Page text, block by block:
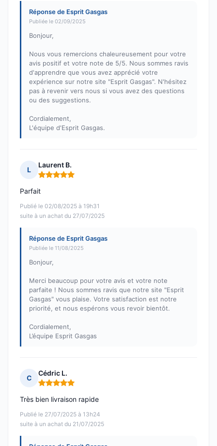
Réponse de Esprit Gasgas
Publiée le 02/09/2025
Bonjour,
Nous vous remercions chaleureusement pour votre
avis positif et votre note de 5/5. Nous sommes ravis
d'apprendre que vous avez apprécié votre
expérience sur notre site "Esprit Gasgas". N'hésitez
pas à revenir vers nous si vous avez des questions
ou des suggestions.
Cordialement,
L'équipe d'Esprit Gasgas.
L
Laurent B.
Note : 5 sur 5
Publié le 02/08/2025 à 19h31
suite à un achat du 27/07/2025
Parfait
Réponse de Esprit Gasgas
Publiée le 11/08/2025
Bonjour,
Merci beaucoup pour votre avis et votre note
parfaite ! Nous sommes ravis que notre site "Esprit
Gasgas" vous plaise. Votre satisfaction est notre
priorité, et nous espérons vous revoir bientôt.
Cordialement,
L’équipe Esprit Gasgas
C
Cédric L.
Note : 5 sur 5
Publié le 27/07/2025 à 13h24
suite à un achat du 21/07/2025
Très bien livraison rapide